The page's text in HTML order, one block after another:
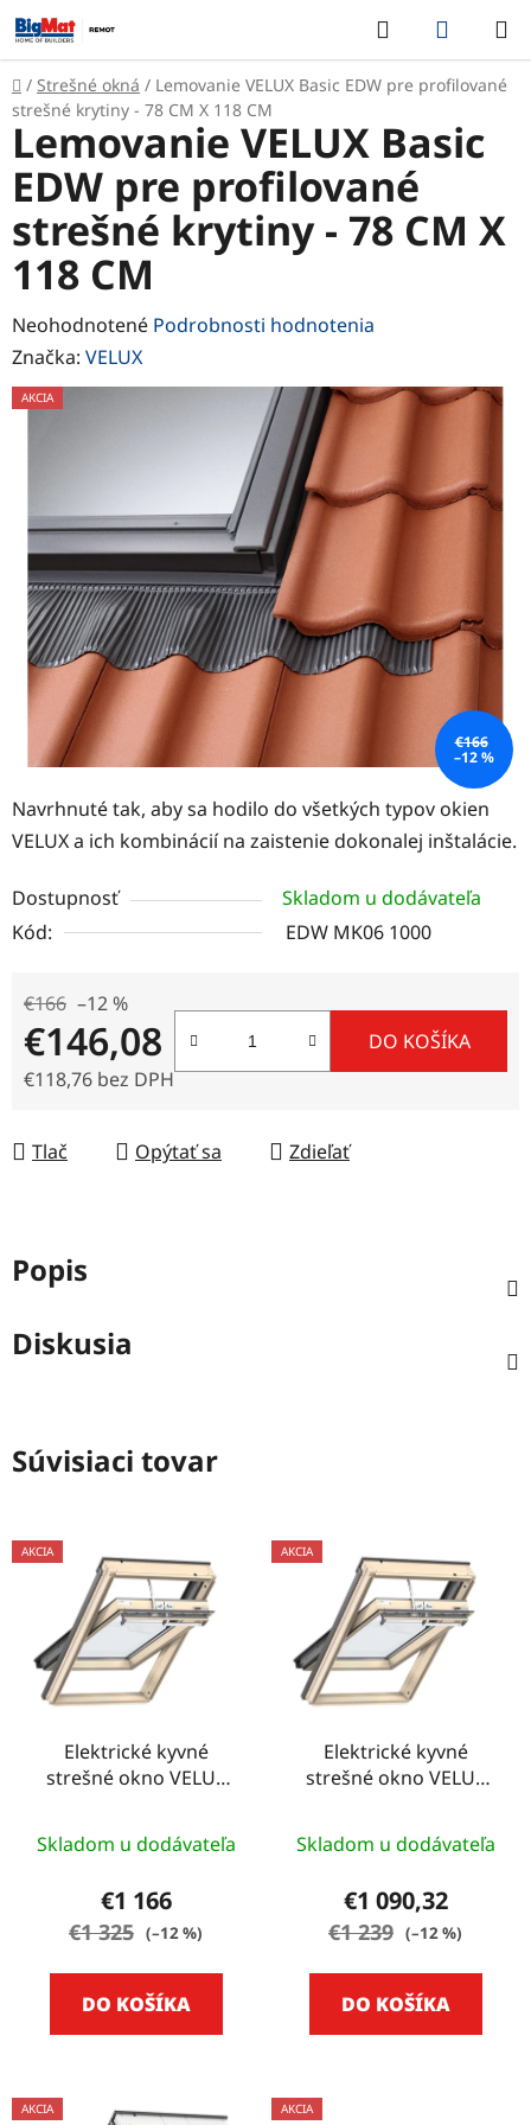
Prejsť
na
obsah
Hľadať
KOŠÍK
Domov
/ Strešné okná / Lemovanie VELUX Basic EDW pre profilované
strešné krytiny - 78 CM X 118 CM
Navrhnuté tak, aby sa hodilo do všetkých typov okien
VELUX a ich kombinácií na zaistenie dokonalej inštalácie.
Dostupnosť
Skladom u dodávateľa
Kód:
EDW MK06 1000
€166 –12 %
€146,08
€118,76 bez DPH
DO KOŠÍKA
Tlač Opýtať sa Zdieľať
Lemovanie VELUX Basic
EDW pre profilované
strešné krytiny - 78 CM X
118 CM
Priemerné
hodnotenie
produktu
hviezdičiek.
Neohodnotené Podrobnosti hodnotenia
Značka: VELUX
AKCIA
€166
–12 %
Popis
Diskusia
Súvisiaci tovar
AKCIA
Elektrické kyvné
strešné okno VELUX
Skladom u dodávateľa
€1 166
€1 325 (–12 %)
DO KOŠÍKA
AKCIA
Elektrické kyvné
strešné okno VELUX
Skladom u dodávateľa
€1 090,32
€1 239 (–12 %)
DO KOŠÍKA
AKCIA AKCIA